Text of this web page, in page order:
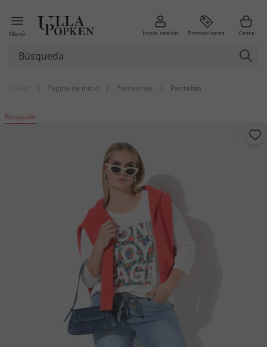
Menú Inicia sesión Promociones Cesta
| Página de inicio | Pantalones | Pantalón
Rebajado